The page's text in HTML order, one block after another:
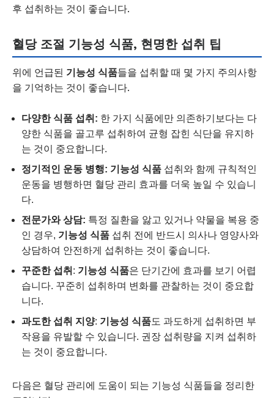
후 섭취하는 것이 좋습니다.
혈당 조절 기능성 식품, 현명한 섭취 팁
위에 언급된 기능성 식품들을 섭취할 때 몇 가지 주의사항
을 기억하는 것이 좋습니다.
다양한 식품 섭취: 한 가지 식품에만 의존하기보다는 다
양한 식품을 골고루 섭취하여 균형 잡힌 식단을 유지하
는 것이 중요합니다.
정기적인 운동 병행: 기능성 식품 섭취와 함께 규칙적인
운동을 병행하면 혈당 관리 효과를 더욱 높일 수 있습니
다.
전문가와 상담: 특정 질환을 앓고 있거나 약물을 복용 중
인 경우, 기능성 식품 섭취 전에 반드시 의사나 영양사와
상담하여 안전하게 섭취하는 것이 좋습니다.
꾸준한 섭취 : 기능성 식품은 단기간에 효과를 보기 어렵
습니다. 꾸준히 섭취하며 변화를 관찰하는 것이 중요합
니다.
과도한 섭취 지양: 기능성 식품도 과도하게 섭취하면 부
작용을 유발할 수 있습니다. 권장 섭취량을 지켜 섭취하
는 것이 중요합니다.
다음은 혈당 관리에 도움이 되는 기능성 식품들을 정리한